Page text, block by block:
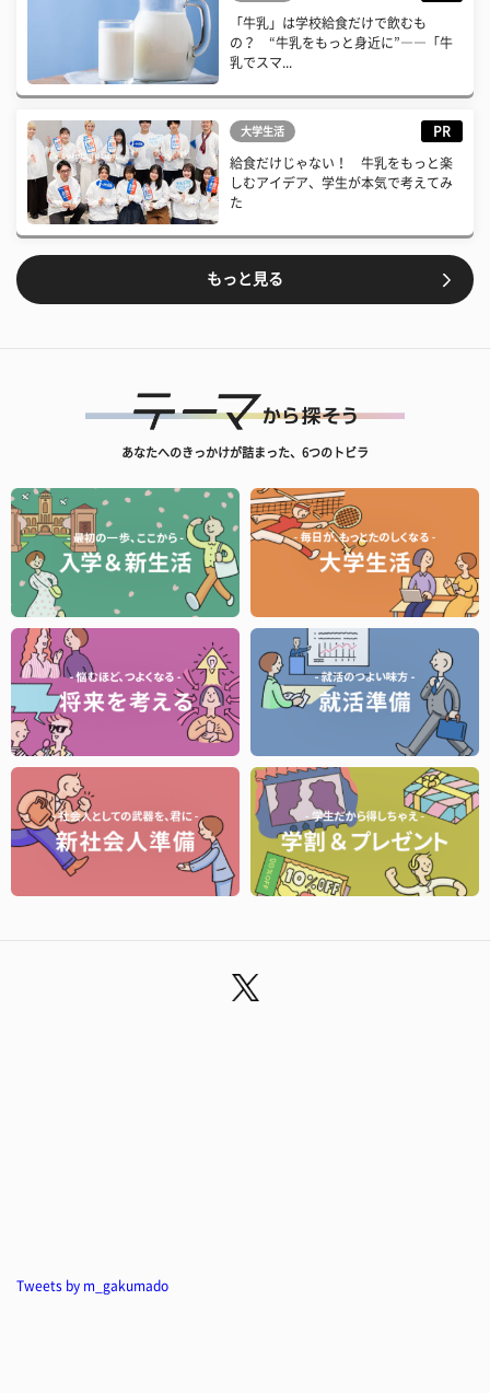
「牛乳」は学校給食だけで飲むも
の？ “牛乳をもっと身近に”――「牛
乳でスマ...
大学生活 PR
給食だけじゃない！ 牛乳をもっと楽
しむアイデア、学生が本気で考えてみ
た
もっと見る
あなたへのきっかけが詰まった、6つのトビラ
Tweets by m_gakumado